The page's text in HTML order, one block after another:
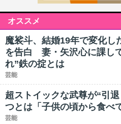
オススメ
魔裟斗、結婚19年で変化し
を告白 妻・矢沢心に課し
れ”鉄の掟とは
芸能
超ストイックな武尊が“引
つとは「子供の頃から食べ
芸能